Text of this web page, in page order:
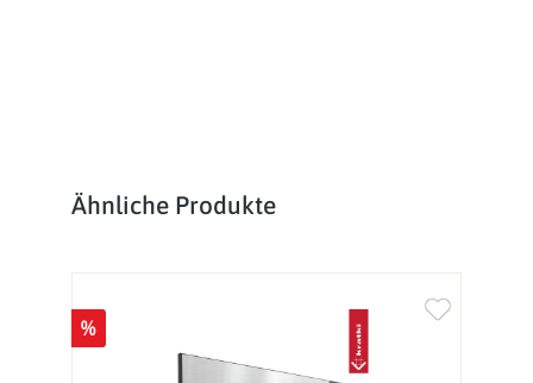
Produktgalerie überspringen
Ähnliche Produkte
%